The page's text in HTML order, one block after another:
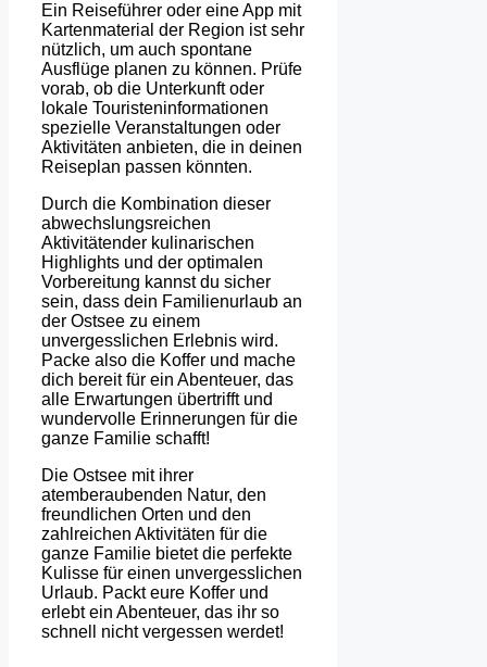
Ein Reiseführer oder eine App mit
Kartenmaterial der Region ist sehr
nützlich, um auch spontane
Ausflüge planen zu können. Prüfe
vorab, ob die Unterkunft oder
lokale Touristeninformationen
spezielle Veranstaltungen oder
Aktivitäten anbieten, die in deinen
Reiseplan passen könnten.
Durch die Kombination dieser
abwechslungsreichen
Aktivitätender kulinarischen
Highlights und der optimalen
Vorbereitung kannst du sicher
sein, dass dein Familienurlaub an
der Ostsee zu einem
unvergesslichen Erlebnis wird.
Packe also die Koffer und mache
dich bereit für ein Abenteuer, das
alle Erwartungen übertrifft und
wundervolle Erinnerungen für die
ganze Familie schafft!
Die Ostsee mit ihrer
atemberaubenden Natur, den
freundlichen Orten und den
zahlreichen Aktivitäten für die
ganze Familie bietet die perfekte
Kulisse für einen unvergesslichen
Urlaub. Packt eure Koffer und
erlebt ein Abenteuer, das ihr so
schnell nicht vergessen werdet!